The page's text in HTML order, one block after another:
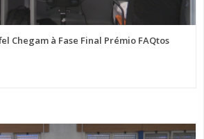
Chegam à Fase Final Prémio FAQtos